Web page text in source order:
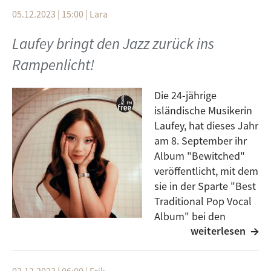
Stadtjugendring Ulm e.V.
Das Bandprogramm wird durch das RegioNet der
Popakademie Baden-Württemberg zur Förderung der
Popularkultur, -musik und -szene unterstützt.
Tickets gibt es
hier:https://roxyulm.reservix.de/p/reservix/event/217
6147
Rock und Hip-Hop-Veröffentlichungen ein.
05.12.2023 | 15:00 | Lara
Laufey bringt den Jazz zurück ins
Rampenlicht!
Die 24-jährige
isländische Musikerin
Laufey, hat dieses Jahr
am 8. September ihr
Album "Bewitched"
veröffentlicht, mit dem
sie in der Sparte "Best
Traditional Pop Vocal
Album" bei den
Grammys nominiert
weiterlesen